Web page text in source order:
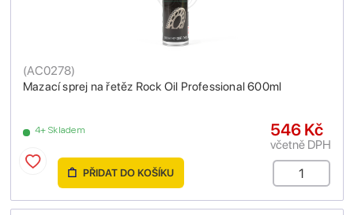
Mazací sprej na řetěz Rock Oil Professional 600ml
(AC0278)
4+ Skladem 546 Kč
včetně DPH
PŘIDAT DO KOŠÍKU